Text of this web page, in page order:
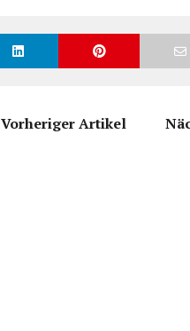
Vorheriger Artikel